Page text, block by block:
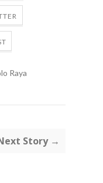
Raya
Story →